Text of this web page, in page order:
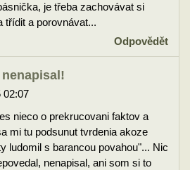
je třeba zachovávat si
třídit a porovnávat...
Odpovědět
02:07
nieco o prekrucovani faktov a
mi tu podsunut tvrdenia akoze
ludomil s barancou povahou"... Nic
nenapisal, ani som si to